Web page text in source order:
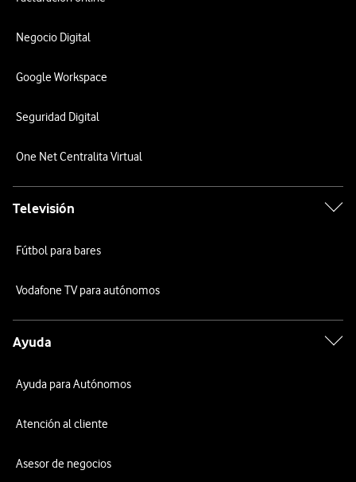
Negocio Digital
Google Workspace
Seguridad Digital
One Net Centralita Virtual
Televisión
Fútbol para bares
Vodafone TV para autónomos
Ayuda
Ayuda para Autónomos
Atención al cliente
Asesor de negocios